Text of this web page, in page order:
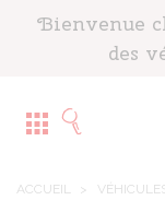
Bienvenue
des
ACCUEIL >